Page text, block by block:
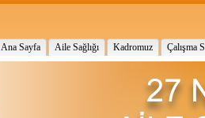
Ana Sayfa Aile Sağlığı Kadromuz Çalışma